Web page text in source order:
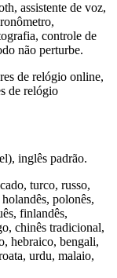
assistente de voz,
controle de
não perturbe.
de relógio online,
de relógio
inglês padrão.
turco, russo,
polonês,
finlandês,
chinês tradicional,
hebraico, bengali,
urdu, malaio,